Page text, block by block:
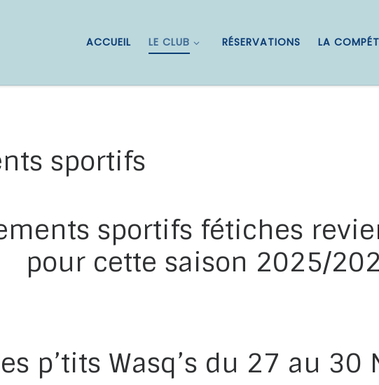
ACCUEIL LE CLUB RÉSERVATIONS LA
sportifs
sportifs fétiches
pour cette saison 2025/
p’tits Wasq’s du 27 au